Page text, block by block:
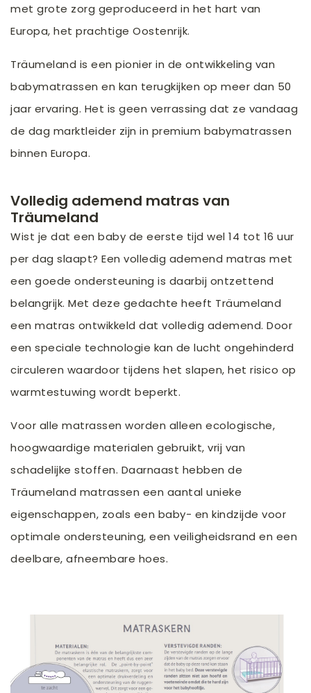
met grote zorg geproduceerd in het hart van
Europa, het prachtige Oostenrijk.
Träumeland is een pionier in de ontwikkeling van
babymatrassen en kan terugkijken op meer dan 50
jaar ervaring. Het is geen verrassing dat ze vandaag
de dag marktleider zijn in premium babymatrassen
binnen Europa.
Volledig ademend matras van
Träumeland
Wist je dat een baby de eerste tijd wel 14 tot 16 uur
per dag slaapt? Een volledig ademend matras met
een goede ondersteuning is daarbij ontzettend
belangrijk. Met deze gedachte heeft Träumeland
een matras ontwikkeld dat volledig ademend. Door
een speciale technologie kan de lucht ongehinderd
circuleren waardoor tijdens het slapen, het risico op
warmtestuwing wordt beperkt.
Voor alle matrassen worden alleen ecologische,
hoogwaardige materialen gebruikt, vrij van
schadelijke stoffen. Daarnaast hebben de
Träumeland matrassen een aantal unieke
eigenschappen, zoals een baby- en kindzijde voor
optimale ondersteuning, een veiligheidsrand en een
deelbare, afneembare hoes.